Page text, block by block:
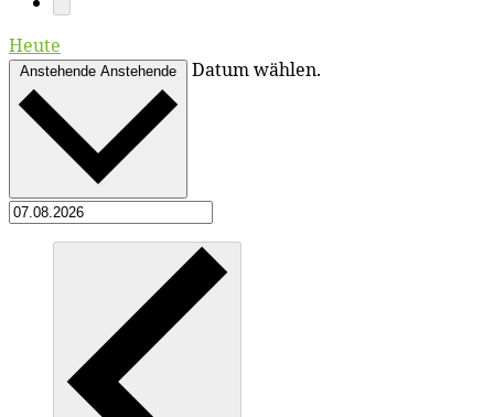
Heute
Anstehende Anstehende Datum wählen.